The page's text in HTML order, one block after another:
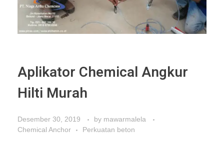
Aplikator Chemical Angkur
Hilti Murah
Desember 30, 2019 by mawarmalela
Chemical Anchor
Perkuatan beton